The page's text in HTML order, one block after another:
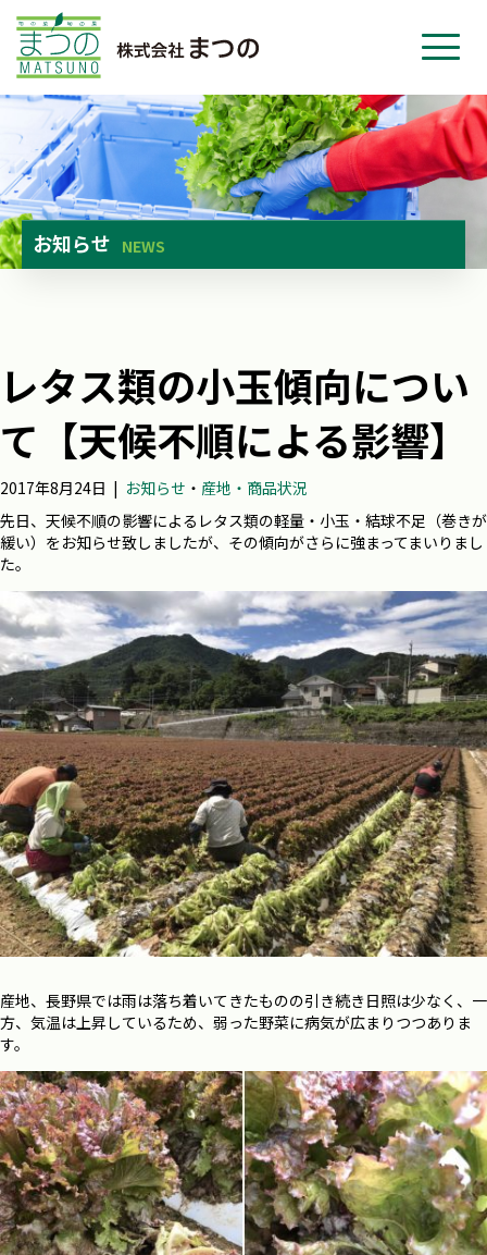
お知らせ NEWS
レタス類の小玉傾向につい
て【天候不順による影響】
2017年8月24日 | お知らせ ・ 産地・商品状況
先日、天候不順の影響によるレタス類の軽量・小玉・結球不足（巻きが
緩い）をお知らせ致しましたが、その傾向がさらに強まってまいりまし
た。
産地、長野県では雨は落ち着いてきたものの引き続き日照は少なく、一
方、気温は上昇しているため、弱った野菜に病気が広まりつつありま
す。
ホーム
事業紹介
会社紹介
お問い合わせ